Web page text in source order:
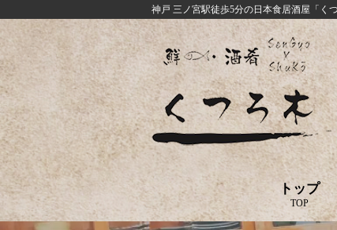
神戸 三ノ宮駅徒歩5分の日本食居酒屋「くつ
トップ
TOP